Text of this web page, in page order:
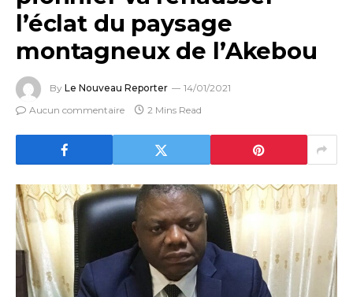
l’éclat du paysage
montagneux de l’Akebou
By Le Nouveau Reporter
14/01/2021
Aucun commentaire
2 Mins Read